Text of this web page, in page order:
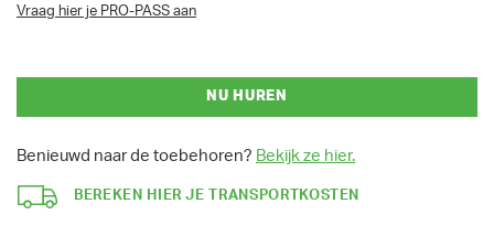
Vraag hier je PRO-PASS aan
NU HUREN
Benieuwd naar de toebehoren? Bekijk ze hier.
BEREKEN HIER JE TRANSPORTKOSTEN